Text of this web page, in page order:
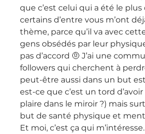
que c’est celui qui a été le
certains d’entre vous m’ont
thème, parce qu’il va avec
gens obsédés par leur
pas d’accord 🤨 J’ai une
followers qui cherchent à
peut-être aussi dans un but
est-ce que c’est un tord
plaire dans le miroir ?) mais
but de santé physique et
Et moi, c’est ça qui m’intéresse.